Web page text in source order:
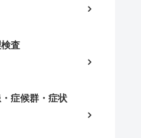
査
症候群・症状